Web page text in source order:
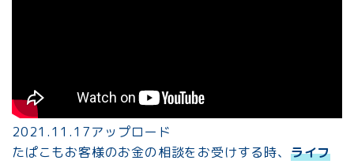
2021.11.17アップロード
たぱこもお客様のお金の相談をお受けする時、 ライフ